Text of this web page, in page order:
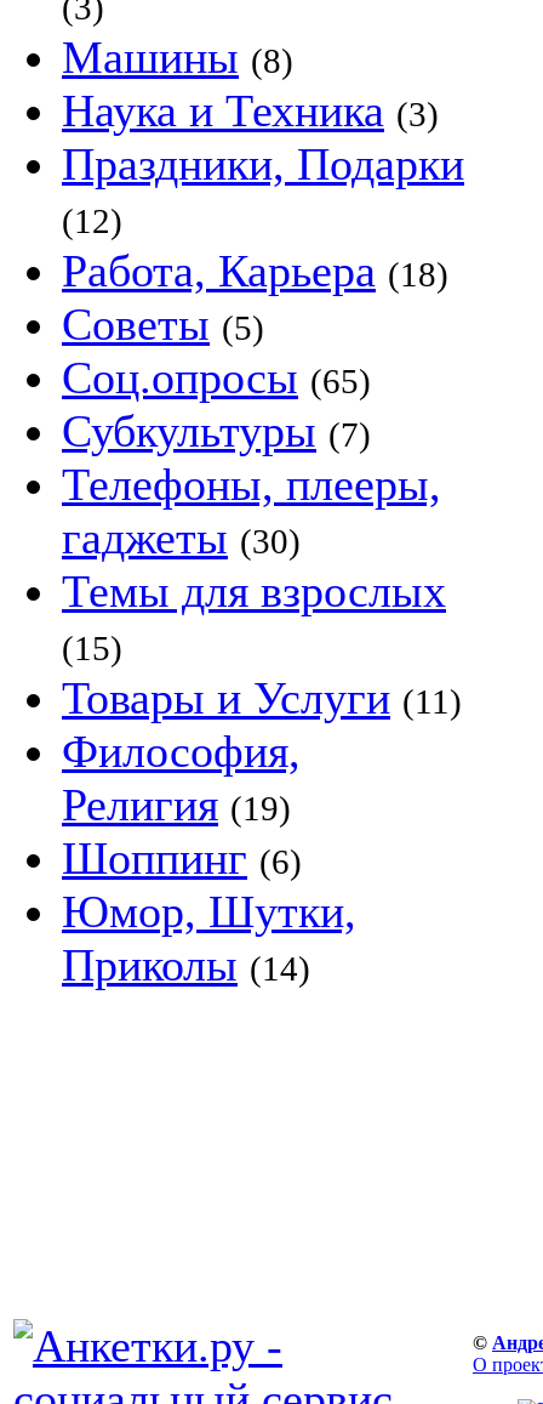
Машины (8)
Наука и Техника (3)
Праздники, Подарки
(12)
Работа, Карьера (18)
Советы (5)
Соц.опросы (65)
Субкультуры (7)
Телефоны, плееры,
гаджеты (30)
Темы для взрослых
(15)
Товары и Услуги (11)
Философия,
Религия (19)
Шоппинг (6)
Юмор, Шутки,
Приколы (14)
©
О